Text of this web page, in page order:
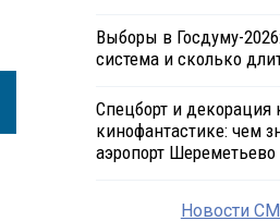
Выборы в Госдуму-
система и сколько
Спецборт и декорация
кинофантастике: чем
аэропорт Шереметьево
Новости